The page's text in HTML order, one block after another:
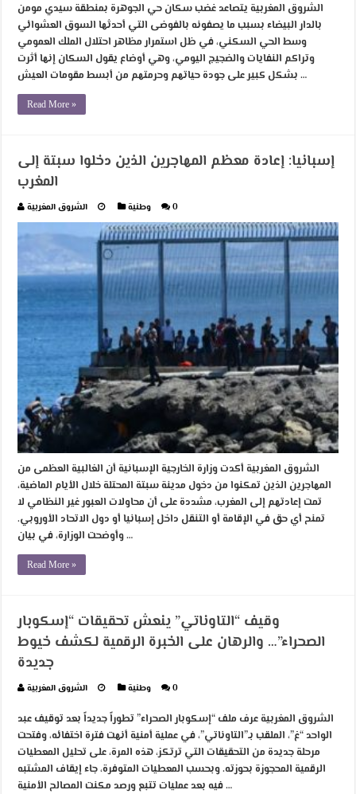
الشروق المغربية يتصاعد غضب سكان حي الجوهرة بمنطقة سيدي مومن
بالدار البيضاء بسبب ما يصفونه بالفوضى التي أحدثها السوق العشوائي
وسط الحي السكني، في ظل استمرار مظاهر احتلال الملك العمومي
وتراكم النفايات والضجيج اليومي، وهي أوضاع يقول السكان إنها أثرت
بشكل كبير على جودة حياتهم وحرمتهم من أبسط مقومات العيش …
Read More »
إسبانيا: إعادة معظم المهاجرين الذين دخلوا سبتة إلى
المغرب
الشروق المغربية وطنية 0
الشروق المغربية أكدت وزارة الخارجية الإسبانية أن الغالبية العظمى من
المهاجرين الذين تمكنوا من دخول مدينة سبتة المحتلة خلال الأيام الماضية،
تمت إعادتهم إلى المغرب، مشددة على أن محاولات العبور غير النظامي لا
تمنح أي حق في الإقامة أو التنقل داخل إسبانيا أو دول الاتحاد الأوروبي.
وأوضحت الوزارة، في بيان …
Read More »
وقيف “التاوناتي” ينعش تحقيقات “إسكوبار
الصحراء”… والرهان على الخبرة الرقمية لكشف خيوط
جديدة
الشروق المغربية وطنية 0
الشروق المغربية عرف ملف “إسكوبار الصحراء” تطوراً جديداً بعد توقيف عبد
الواحد “غ”، الملقب بـ”التاوناتي”، في عملية أمنية أنهت فترة اختفائه، وفتحت
مرحلة جديدة من التحقيقات التي ترتكز، هذه المرة، على تحليل المعطيات
الرقمية المحجوزة بحوزته. وبحسب المعطيات المتوفرة، جاء إيقاف المشتبه
فيه بعد عمليات تتبع ورصد مكنت المصالح الأمنية …